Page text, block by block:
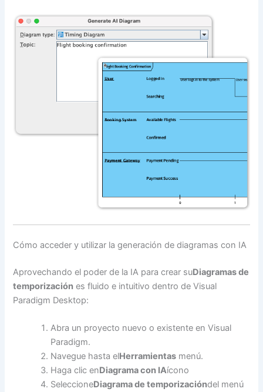
Cómo acceder y utilizar la generación de diagramas con IA
Aprovechando el poder de la IA para crear suDiagramas de
temporización es fluido e intuitivo dentro de Visual
Paradigm Desktop:
Abra un proyecto nuevo o existente en Visual
Paradigm.
Navegue hasta elHerramientas menú.
Haga clic enDiagrama con IAícono
SeleccioneDiagrama de temporizacióndel menú